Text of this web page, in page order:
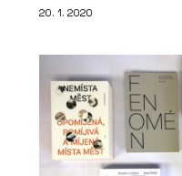
20. 1. 2020